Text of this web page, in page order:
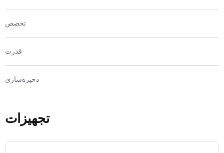
تخصص
قدرت
ذخیره‌سازی
تجهیزات